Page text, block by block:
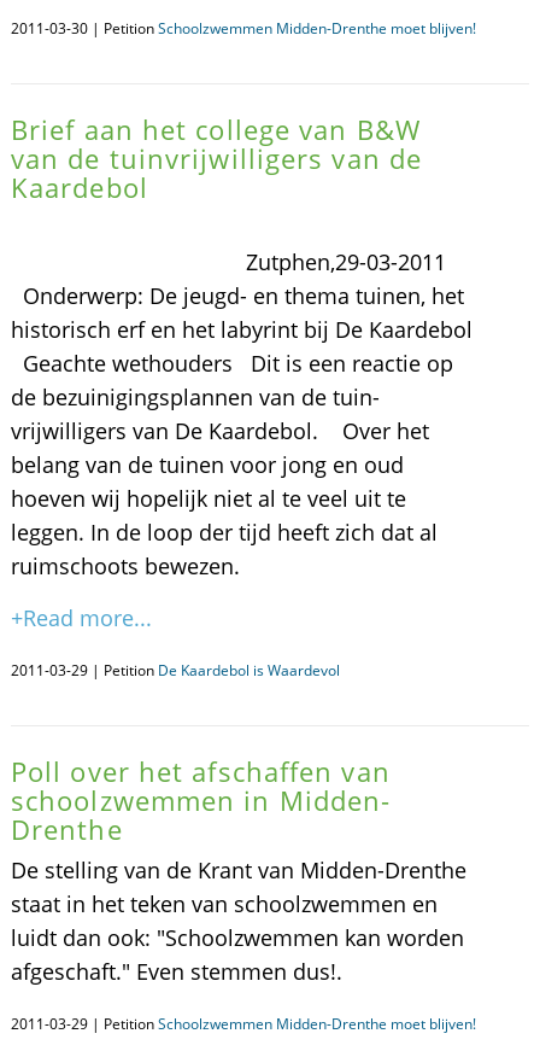
2011-03-30 | PetitionSchoolzwemmen Midden-Drenthe moet blijven!
Brief aan het college van B&W
van de tuinvrijwilligers van de
Kaardebol
Zutphen,29-03-2011
Onderwerp: De jeugd- en thema tuinen, het
historisch erf en het labyrint bij De Kaardebol
Geachte wethouders Dit is een reactie op
de bezuinigingsplannen van de tuin-
vrijwilligers van De Kaardebol. Over het
belang van de tuinen voor jong en oud
hoeven wij hopelijk niet al te veel uit te
leggen. In de loop der tijd heeft zich dat al
ruimschoots bewezen.
+Read more...
2011-03-29 | Petition De Kaardebol is Waardevol
Poll over het afschaffen van
schoolzwemmen in Midden-
Drenthe
De stelling van de Krant van Midden-Drenthe
staat in het teken van schoolzwemmen en
luidt dan ook: "Schoolzwemmen kan worden
afgeschaft." Even stemmen dus!.
2011-03-29 | PetitionSchoolzwemmen Midden-Drenthe moet blijven!